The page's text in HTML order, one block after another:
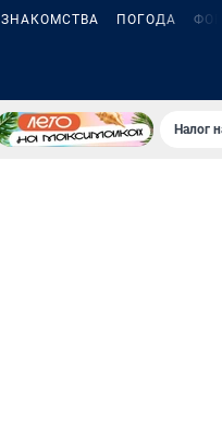
ЗНАКОМСТВА ПОГОДА
Налог